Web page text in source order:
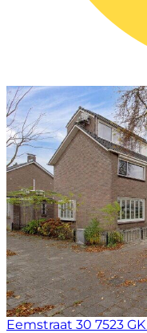
Eemstraat 30 7523